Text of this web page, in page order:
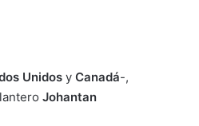
Unidos y Canadá-,
Johantan